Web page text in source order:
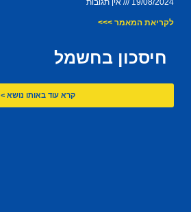
19/08/2024 אין תגובות
לקריאת המאמר >>>
חיסכון בחשמל
קרא עוד באותו נושא >